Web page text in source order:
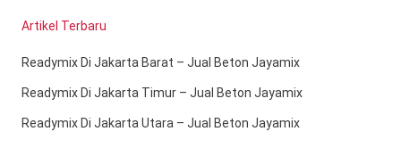
Artikel Terbaru
Readymix Di Jakarta Barat – Jual Beton Jayamix
Readymix Di Jakarta Timur – Jual Beton Jayamix
Readymix Di Jakarta Utara – Jual Beton Jayamix